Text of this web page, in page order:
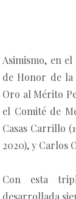
Asimismo, en
de Honor de la
Oro al Mérito
el Comité de
Casas Carrillo
2020), y Carlos
Con esta